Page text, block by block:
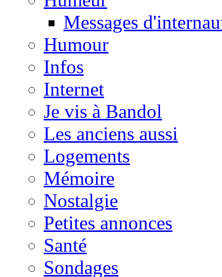
Messages
Humour
Infos
Internet
Je vis à Bandol
Les anciens aussi
Logements
Mémoire
Nostalgie
Petites annonces
Santé
Sondages